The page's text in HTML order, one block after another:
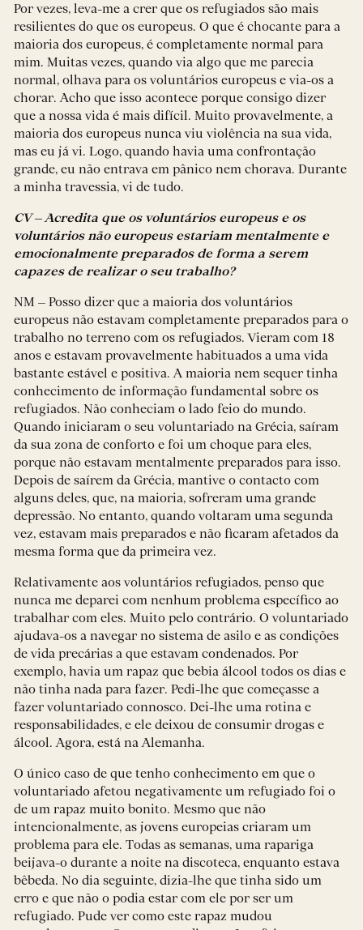
Por vezes, leva-me a crer que os refugiados são mais
resilientes do que os europeus. O que é chocante para a
maioria dos europeus, é completamente normal para
mim. Muitas vezes, quando via algo que me parecia
normal, olhava para os voluntários europeus e via-os a
chorar. Acho que isso acontece porque consigo dizer
que a nossa vida é mais difícil. Muito provavelmente, a
maioria dos europeus nunca viu violência na sua vida,
mas eu já vi. Logo, quando havia uma confrontação
grande, eu não entrava em pânico nem chorava. Durante
a minha travessia, vi de tudo.
CV – Acredita que os voluntários europeus e os
voluntários não europeus estariam mentalmente e
emocionalmente preparados de forma a serem
capazes de realizar o seu trabalho?
NM – Posso dizer que a maioria dos voluntários
europeus não estavam completamente preparados para o
trabalho no terreno com os refugiados. Vieram com 18
anos e estavam provavelmente habituados a uma vida
bastante estável e positiva. A maioria nem sequer tinha
conhecimento de informação fundamental sobre os
refugiados. Não conheciam o lado feio do mundo.
Quando iniciaram o seu voluntariado na Grécia, saíram
da sua zona de conforto e foi um choque para eles,
porque não estavam mentalmente preparados para isso.
Depois de saírem da Grécia, mantive o contacto com
alguns deles, que, na maioria, sofreram uma grande
depressão. No entanto, quando voltaram uma segunda
vez, estavam mais preparados e não ficaram afetados da
mesma forma que da primeira vez.
Relativamente aos voluntários refugiados, penso que
nunca me deparei com nenhum problema específico ao
trabalhar com eles. Muito pelo contrário. O voluntariado
ajudava-os a navegar no sistema de asilo e as condições
de vida precárias a que estavam condenados. Por
exemplo, havia um rapaz que bebia álcool todos os dias e
não tinha nada para fazer. Pedi-lhe que começasse a
fazer voluntariado connosco. Dei-lhe uma rotina e
responsabilidades, e ele deixou de consumir drogas e
álcool. Agora, está na Alemanha.
O único caso de que tenho conhecimento em que o
voluntariado afetou negativamente um refugiado foi o
de um rapaz muito bonito. Mesmo que não
intencionalmente, as jovens europeias criaram um
problema para ele. Todas as semanas, uma rapariga
beijava-o durante a noite na discoteca, enquanto estava
bêbeda. No dia seguinte, dizia-lhe que tinha sido um
erro e que não o podia estar com ele por ser um
refugiado. Pude ver como este rapaz mudou